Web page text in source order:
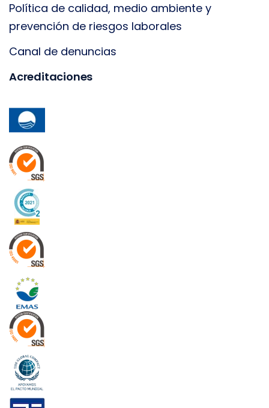
Política de calidad, medio ambiente y
prevención de riesgos laborales
Canal de denuncias
Acreditaciones